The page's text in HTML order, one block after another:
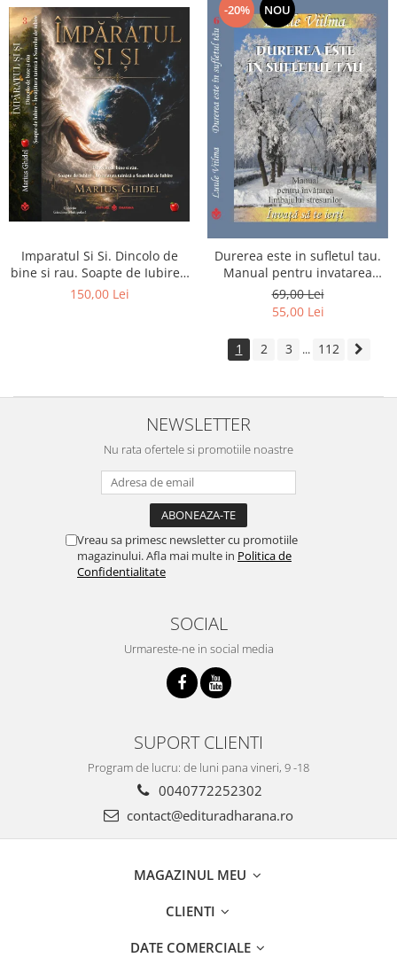
Imparatul Si Si. Dincolo de
bine si rau. Soapte de Iubire -
Invatatura tainica a Soarelui
150,00 Lei
-20% NOU
Durerea este in sufletul tau.
Manual pentru invatarea
limbajului stresurilor Seria
Invata sa te Ierti Luule Viilma
69,00 Lei
55,00 Lei
1 2 3 ... 112
NEWSLETTER
Nu rata ofertele si promotiile noastre
Vreau sa primesc newsletter cu promotiile
magazinului. Afla mai multe in Politica de
Confidentialitate
SOCIAL
Urmareste-ne in social media
SUPORT CLIENTI
Program de lucru: de luni pana vineri, 9 -18
0040772252302
contact@edituradharana.ro
MAGAZINUL MEU
CLIENTI
DATE COMERCIALE